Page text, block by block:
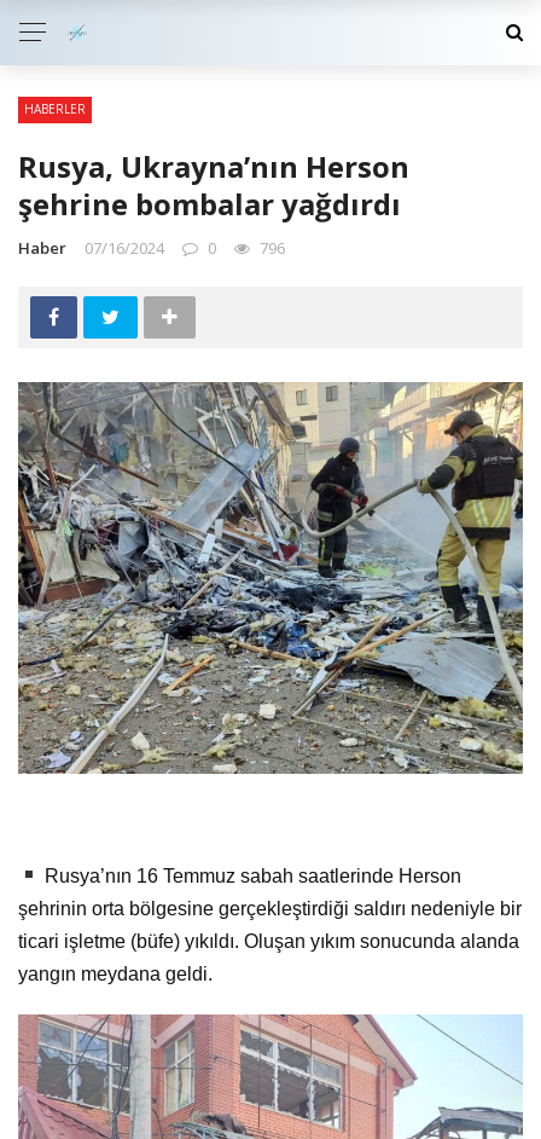
HABERLER
Rusya, Ukrayna’nın Herson
şehrine bombalar yağdırdı
Haber 07/16/2024 0 796
Rusya’nın 16 Temmuz sabah saatlerinde Herson
şehrinin orta bölgesine gerçekleştirdiği saldırı nedeniyle bir
ticari işletme (büfe) yıkıldı. Oluşan yıkım sonucunda alanda
yangın meydana geldi.